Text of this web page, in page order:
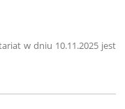
w dniu 10.11.2025 jest